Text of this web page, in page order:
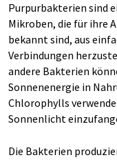
Purpurbakterien sind
Mikroben, die für ihre
bekannt sind, aus
Verbindungen
andere Bakterien
Sonnenenergie in
Chlorophylls
Sonnenlicht
Die Bakterien